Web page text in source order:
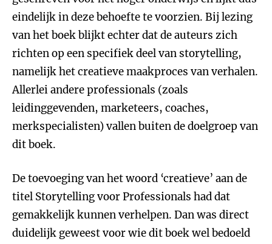
eindelijk in deze behoefte te voorzien. Bij lezing
van het boek blijkt echter dat de auteurs zich
richten op een specifiek deel van storytelling,
namelijk het creatieve maakproces van verhalen.
Allerlei andere professionals (zoals
leidinggevenden, marketeers, coaches,
merkspecialisten) vallen buiten de doelgroep van
dit boek.
De toevoeging van het woord ‘creatieve’ aan de
titel Storytelling voor Professionals had dat
gemakkelijk kunnen verhelpen. Dan was direct
duidelijk geweest voor wie dit boek wel bedoeld